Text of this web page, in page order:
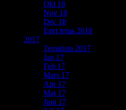
Okt 18
Nov 18
Dec 18
Eget tema 2018
2017
Temalista 2017
Jan 17
Feb 17
Mars 17
Apr 17
Maj 17
Juni 17